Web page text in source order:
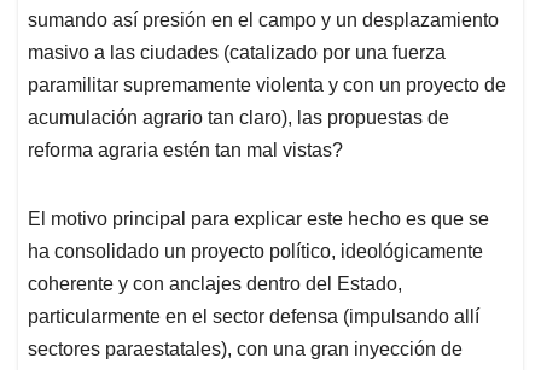
sumando así presión en el campo y un desplazamiento
masivo a las ciudades (catalizado por una fuerza
paramilitar supremamente violenta y con un proyecto de
acumulación agrario tan claro), las propuestas de
reforma agraria estén tan mal vistas?
El motivo principal para explicar este hecho es que se
ha consolidado un proyecto político, ideológicamente
coherente y con anclajes dentro del Estado,
particularmente en el sector defensa (impulsando allí
sectores paraestatales), con una gran inyección de